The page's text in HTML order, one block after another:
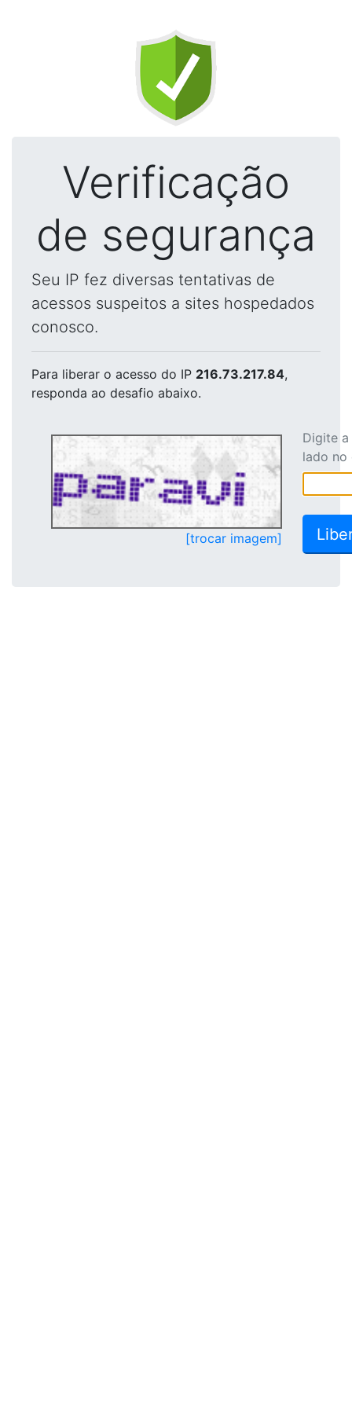
Verificação
de segurança
Seu IP fez diversas tentativas de
acessos suspeitos a sites hospedados
conosco.
Para liberar o acesso do IP 216.73.217.84,
responda ao desafio abaixo.
[trocar imagem]
Digite
lado no